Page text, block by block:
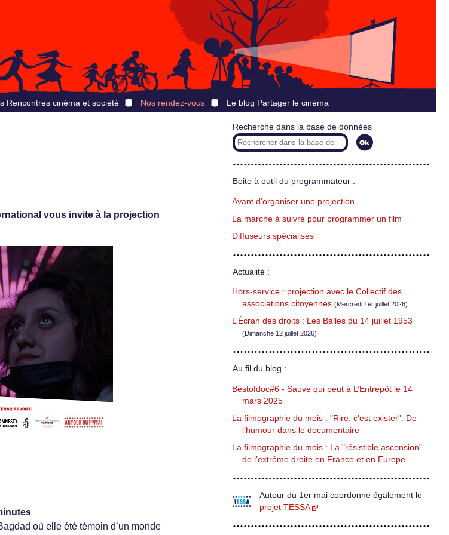
Rencontres cinéma et société Nos rendez-vous Le blog Partager le cinéma
vous invite à la projection
où elle été témoin d’un monde
Recherche dans la base de données
Boite à outil du programmateur :
Avant d’organiser une projection…
La marche à suivre pour programmer un film
Diffuseurs spécialisés
Actualité :
Hors-service : projection avec le Collectif des
associations citoyennes (Mercredi 1er juillet 2026)
L’Écran des droits : Les Balles du 14 juillet 1953
(Dimanche 12 juillet 2026)
Au fil du blog :
Bestofdoc#6 - Sauve qui peut à L’Entrepôt le 14
mars 2025
La filmographie du mois : "Rire, c’est exister". De
l’humour dans le documentaire
La filmographie du mois : La "résistible ascension"
de l’extrême droite en France et en Europe
Autour du 1er mai coordonne également le
projet TESSA